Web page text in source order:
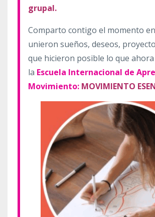
grupal.
Comparto contigo el momento
unieron sueños, deseos,
que hicieron posible lo que
la Escuela Internacional de
Movimiento: MOVIMIENTO